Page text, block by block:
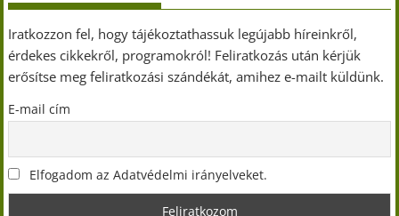
Iratkozzon fel, hogy tájékoztathassuk legújabb híreinkről,
érdekes cikkekről, programokról! Feliratkozás után kérjük
erősítse meg feliratkozási szándékát, amihez e-mailt küldünk.
E-mail cím
Elfogadom az Adatvédelmi irányelveket.